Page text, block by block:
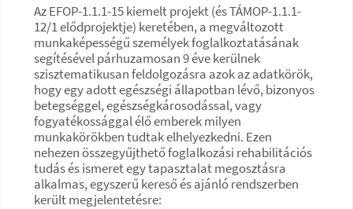
Az EFOP-1.1.1-15 kiemelt projekt (és TÁMOP-1.1.1-
12/1 elődprojektje) keretében, a megváltozott
munkaképességű személyek foglalkoztatásának
segítésével párhuzamosan 9 éve kerülnek
szisztematikusan feldolgozásra azok az adatkörök,
hogy egy adott egészségi állapotban lévő, bizonyos
betegséggel, egészségkárosodással, vagy
fogyatékossággal élő emberek milyen
munkakörökben tudtak elhelyezkedni. Ezen
nehezen összegyűjthető foglalkozási rehabilitációs
tudás és ismeret egy tapasztalat megosztásra
alkalmas, egyszerű kereső és ajánló rendszerben
került megjelentetésre: